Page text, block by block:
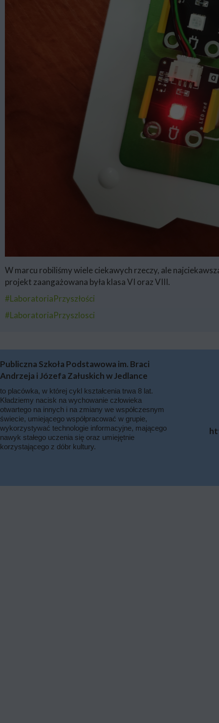
W marcu robiliśmy wiele ciekawych rzeczy, ale
projekt zaangażowana była klasa VI oraz VIII.
#LaboratoriaPrzyszłości
#LaboratoriaPrzyszlosci
to placówka, w której cykl kształcenia trwa 8 lat.
Kładziemy nacisk na wychowanie człowieka
otwartego na innych i na zmiany we współczesnym
świecie, umiejącego współpracować w grupie,
wykorzystywać technologie informacyjne, mającego
nawyk stałego uczenia się oraz umiejętnie
korzystającego z dóbr kultury.
Publiczna Szkoła Podstawowa im. Braci
Andrzeja i Józefa Załuskich w Jedlance